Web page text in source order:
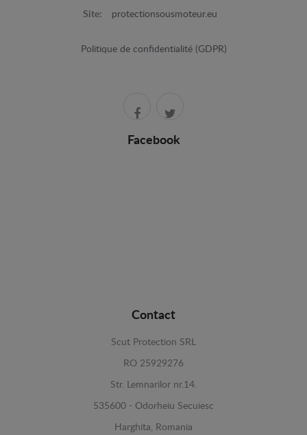
Site: protectionsousmoteur.eu
Politique de confidentialité (GDPR)
Facebook
Contact
Scut Protection SRL
RO 25929276
Str. Lemnarilor nr.14.
535600 - Odorheiu Secuiesc
Harghita, Romania